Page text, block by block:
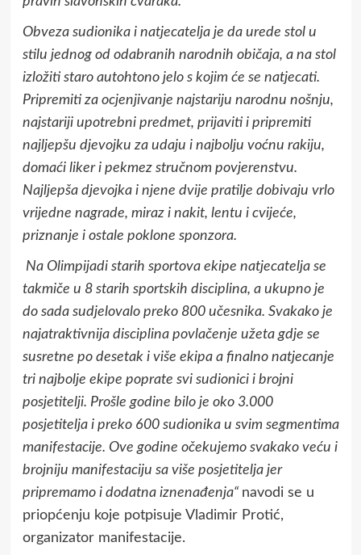
Obveza sudionika i natjecatelja je da urede stol u
stilu jednog od odabranih narodnih običaja, a na stol
izložiti staro autohtono jelo s kojim će se natjecati.
Pripremiti za ocjenjivanje najstariju narodnu nošnju,
najstariji upotrebni predmet, prijaviti i pripremiti
najljepšu djevojku za udaju i najbolju voćnu rakiju,
domaći liker i pekmez stručnom povjerenstvu.
Najljepša djevojka i njene dvije pratilje dobivaju vrlo
vrijedne nagrade, miraz i nakit, lentu i cvijeće,
priznanje i ostale poklone sponzora.
Na Olimpijadi starih sportova ekipe natjecatelja se
takmiče u 8 starih sportskih disciplina, a ukupno je
do sada sudjelovalo preko 800 učesnika. Svakako je
najatraktivnija disciplina povlačenje užeta gdje se
susretne po desetak i više ekipa a finalno natjecanje
tri najbolje ekipe poprate svi sudionici i brojni
posjetitelji. Prošle godine bilo je oko 3.000
posjetitelja i preko 600 sudionika u svim segmentima
manifestacije. Ove godine očekujemo svakako veću i
brojniju manifestaciju sa više posjetitelja jer
pripremamo i dodatna iznenađenja“ navodi se u
priopćenju koje potpisuje Vladimir Protić,
organizator manifestacije.